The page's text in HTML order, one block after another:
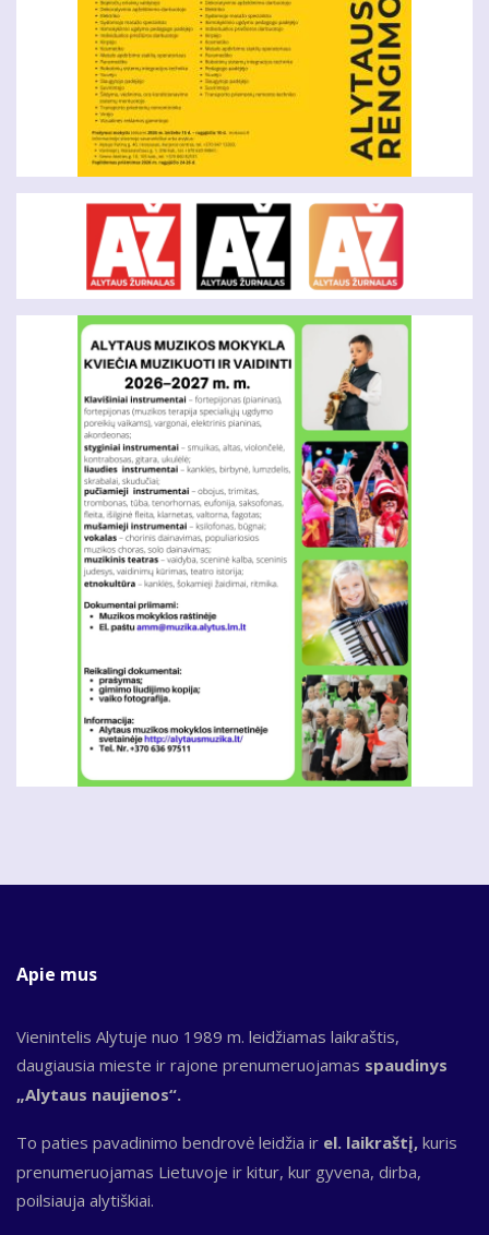
Apie mus
Vienintelis Alytuje nuo 1989 m. leidžiamas laikraštis,
daugiausia mieste ir rajone prenumeruojamas spaudinys
„Alytaus naujienos“.
To paties pavadinimo bendrovė leidžia ir el. laikraštį, kuris
prenumeruojamas Lietuvoje ir kitur, kur gyvena, dirba,
poilsiauja alytiškiai.